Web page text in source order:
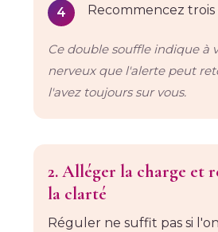
Recommencez trois
Ce double souffle indique à
nerveux que l'alerte peut
l'avez toujours sur vous.
2. Alléger la charge et
la clarté
Réguler ne suffit pas si